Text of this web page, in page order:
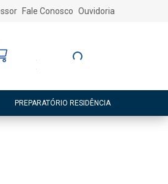
Fale Conosco Ouvidoria
Entre ou Cadastre-
PREPARATÓRIO RESIDÊNCIA